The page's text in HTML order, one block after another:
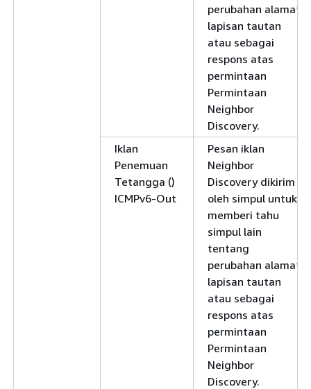
perubahan alamat
lapisan tautan
atau sebagai
respons atas
permintaan
Permintaan
Neighbor
Discovery.
Iklan
Penemuan
Tetangga ()
ICMPv6-Out
Pesan iklan
Neighbor
Discovery dikirim
oleh simpul untuk
memberi tahu
simpul lain
tentang
perubahan alamat
lapisan tautan
atau sebagai
respons atas
permintaan
Permintaan
Neighbor
Discovery.